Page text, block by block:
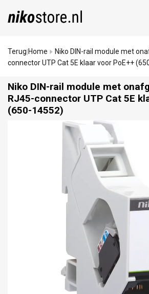
Terug Home
Niko DIN-rail module met
connector UTP Cat 5E klaar voor PoE++
Niko DIN-rail module met
RJ45-connector UTP Cat 5E
(650-14552)